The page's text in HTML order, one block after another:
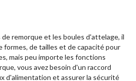
remorque et les boules d'attelage, il
formes, de tailles et de capacité pour
mais peu importe les fonctions
vous avez besoin d'un raccord
d'alimentation et assurer la sécurité